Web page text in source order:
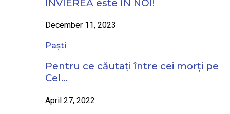
ÎNVIEREA este ÎN NOI!
December 11, 2023
Paști
Pentru ce căutați între cei morți pe
Cel…
April 27, 2022